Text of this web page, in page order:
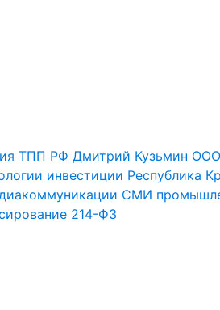
ТПП РФ Дмитрий Кузьмин ООО
инвестиции Республика
СМИ
214-ФЗ